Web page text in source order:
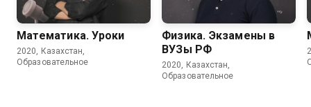
Математика. Уроки
2020, Казахстан,
Образовательное
Физика. Экзамены в
ВУЗы РФ
2020, Казахстан,
Образовательное